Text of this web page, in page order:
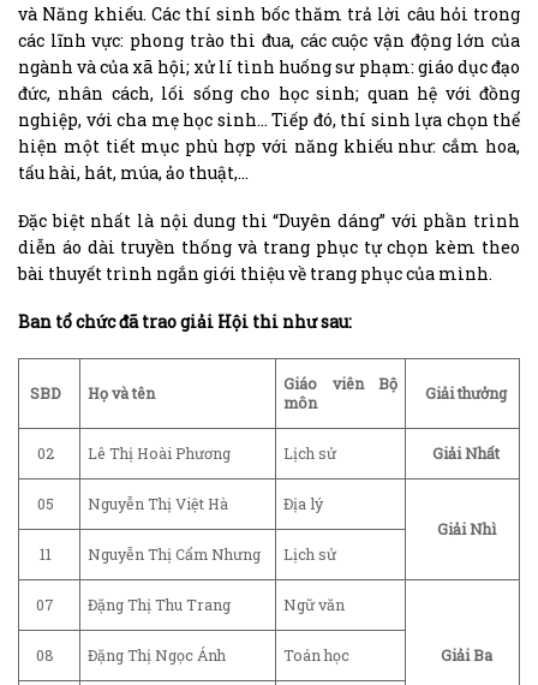
và Năng khiếu. Các thí sinh bốc thăm trả lời câu hỏi trong
các lĩnh vực: phong trào thi đua, các cuộc vận động lớn của
ngành và của xã hội; xử lí tình huống sư phạm: giáo dục đạo
đức, nhân cách, lối sống cho học sinh; quan hệ với đồng
nghiệp, với cha mẹ học sinh… Tiếp đó, thí sinh lựa chọn thể
hiện một tiết mục phù hợp với năng khiếu như: cắm hoa,
tấu hài, hát, múa, ảo thuật,…
Đặc biệt nhất là nội dung thi “Duyên dáng” với phần trình
diễn áo dài truyền thống và trang phục tự chọn kèm theo
bài thuyết trình ngắn giới thiệu về trang phục của mình.
Ban tổ chức đã trao giải Hội thi như sau:
SBD Họ và tên
Giáo viên Bộ
môn
Giải thưởng
02 Lê Thị Hoài Phương Lịch sử Giải Nhất
05 Nguyễn Thị Việt Hà
Địa lý
Giải Nhì
11
Nguyễn Thị Cẩm Nhưng Lịch sử
07 Đặng Thị Thu Trang Ngữ văn
Giải Ba
08 Đặng Thị Ngọc Ánh Toán học